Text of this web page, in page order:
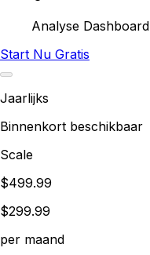
Analyse Dashboard
Start Nu Gratis
Jaarlijks
Binnenkort beschikbaar
Scale
$499.99
$299.99
per maand